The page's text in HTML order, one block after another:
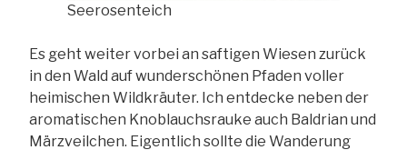
Seerosenteich
Es geht weiter vorbei an saftigen Wiesen zurück
in den Wald auf wunderschönen Pfaden voller
heimischen Wildkräuter. Ich entdecke neben der
aromatischen Knoblauchsrauke auch Baldrian und
Märzveilchen. Eigentlich sollte die Wanderung